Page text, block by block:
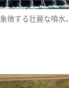
徴する壮麗な噴水。